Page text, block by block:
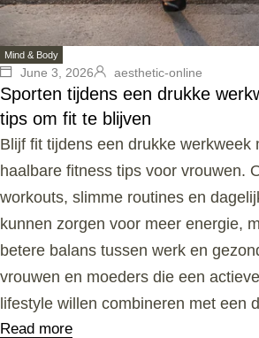
Mind & Body
June 3, 2026 aesthetic-online
Sporten tijdens een drukke
tips om fit te blijven
Blijf fit tijdens een drukke werkweek
haalbare fitness tips voor vrouwen.
workouts, slimme routines en
kunnen zorgen voor meer energie,
betere balans tussen werk en
vrouwen en moeders die een
lifestyle willen combineren met een
Read more